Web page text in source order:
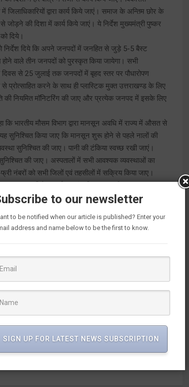
द्वारा कार्य किये जाएं। समाज के अन्तिम छोर के
की दिशा में कार्य किये जाएं। ये निर्देश मुख्यमंत्री पुष्कर
दिये।
निर्देश दिये कि अपने जनपदों में जनहित से जुड़े 5-5 बैस्ट
वाले तीन जनपदों को पुरस्कृत किया जायेगा। सभी
दिवस से 25 जुलाई तक जनपदों में बृहद स्तर पर पौधारोपण
करने के साथ ही प्लास्टिक मुक्त उत्तराखण्ड के लिए
की नियमित मॉनिटरिंग की जाए और प्रत्येक जनपद में इसके लिए
भारतीय मौसम विभाग द्वारा मानसून अवधि में राज्य में औसत से
सुनिश्चित किया जाए कि मानसून शुरू होने से पहले नालों की
सुनिश्चित की जाए। पानी की टंकिया स्वच्छ रखी जाएं।
की जाए। अस्पतालों में सभी आवश्यक व्यवस्थाओं का
नंबरों को सभी जिलों एवं तहसीलों में सक्रिय किया जाए।
रूट पर विशेष सतर्कता एवं सक्रियता बरती जाए। यातायात,
चलाया जाए। व्यापक स्तर पर योग शिविरों का आयोजन किया
व्यवस्था के साथ ही आवश्यकतानुसार अस्थायी पार्किंग
किया जाए। अवैध रूप से बनाये गये आधार कार्ड, आयुष्मान
के किनारे अवैध अतिक्रमण को हटाने के लिए विशेष अभियान
किये जाए और भ्रष्टाचार मुक्त उत्तराखण्ड के लिए लोगों
ने कहा कि स्वदेशी उत्पादों को बढ़ावा दिया जाए और
ध्यान दिया जाए। सरकारी कार्यक्रमों में स्थानीय उत्पादों
की नियमित समीक्षा की जाए। सभी जिलाधिकारी अपने
जाएं। मुख्यमंत्री ने कहा कि वनाग्नि प्रबंधन के लिए भी हर
बंशीधर तिवारी, वर्चुअल माध्यम से कुमांऊँ कमिश्नर दीपक
to our newsletter
to be notified when our article is published? Enter your
address and name below to be the first to know.
SIGN UP FOR LATEST NEWS SUBSCRIPTION